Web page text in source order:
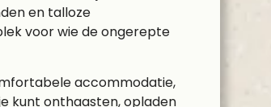
en talloze
voor wie de ongerepte
accommodatie,
kunt onthaasten, opladen